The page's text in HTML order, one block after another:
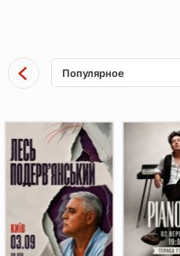
Популярное